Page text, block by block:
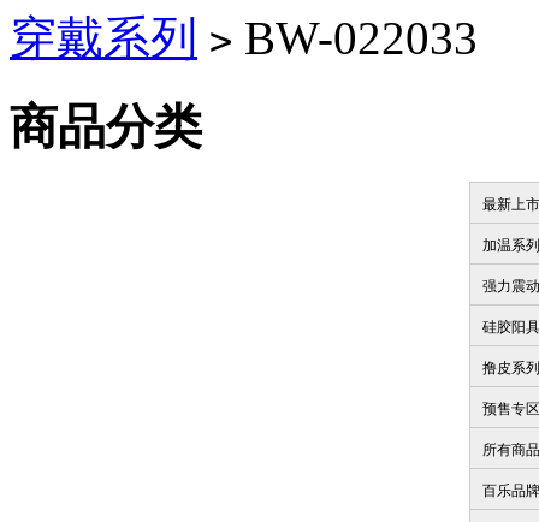
穿戴系列 > BW-022033
商品分类
最新上市
加温系列
强力震动
硅胶阳具
撸皮系列
预售专区
所有商品
百乐品牌